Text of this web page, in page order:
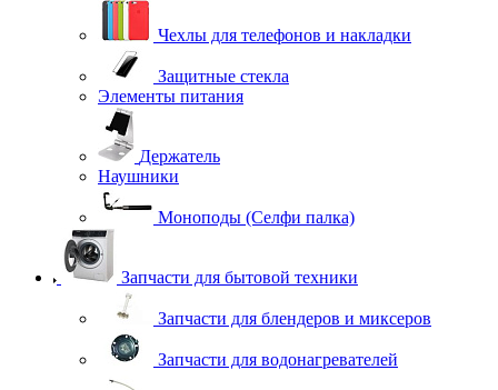
Чехлы для телефонов и накладки
Защитные стекла
Элементы питания
Держатель
Наушники
Моноподы (Селфи палка)
Запчасти для бытовой техники
Запчасти для блендеров и миксеров
Запчасти для водонагревателей